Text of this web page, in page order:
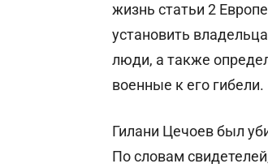
жизнь статьи 2
установить
люди, а также
военные к его гибели.
Гилани Цечоев был
По словам